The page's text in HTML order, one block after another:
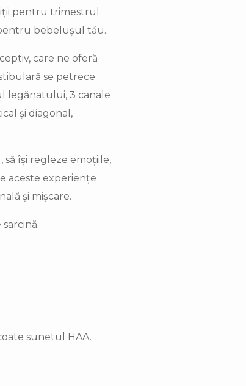
pentru trimestrul
bebelușul tău.
care ne oferă
se petrece
legănatului, 3 canale
și diagonal,
își regleze emoțiile,
aceste experiențe
și mișcare.
sunetul HAA.